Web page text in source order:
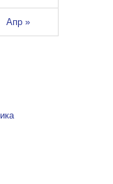
Апр »